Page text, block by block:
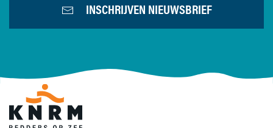
INSCHRIJVEN NIEUWSBRIEF